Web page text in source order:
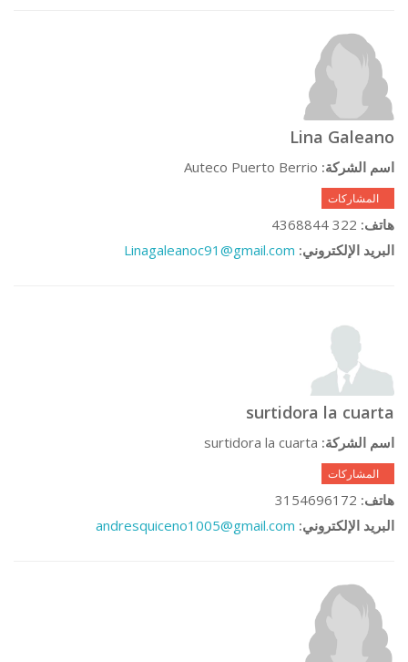
Lina Galeano
اسم الشركة:
هاتف:
البريد الإلكتروني: Linagaleanoc91@gmail.com
surtidora la cuarta
اسم الشركة:
هاتف:
البريد الإلكتروني: andresquiceno1005@gmail.com